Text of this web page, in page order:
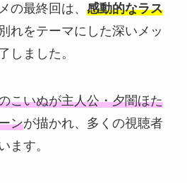
の最終回は、 感動的なラス
れをテーマにした深いメッ
しました。
こいぬが主人公・夕闇ほた
ンが描かれ、多くの視聴者
ます。